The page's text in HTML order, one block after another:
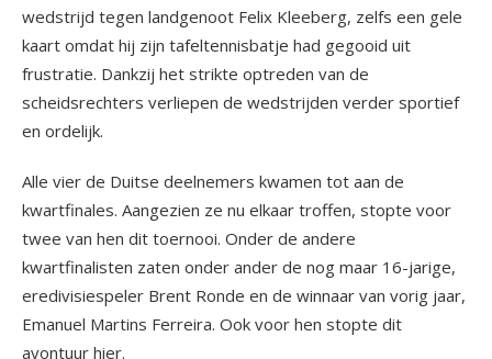
wedstrijd tegen landgenoot Felix Kleeberg, zelfs een gele
kaart omdat hij zijn tafeltennisbatje had gegooid uit
frustratie. Dankzij het strikte optreden van de
scheidsrechters verliepen de wedstrijden verder sportief
en ordelijk.
Alle vier de Duitse deelnemers kwamen tot aan de
kwartfinales. Aangezien ze nu elkaar troffen, stopte voor
twee van hen dit toernooi. Onder de andere
kwartfinalisten zaten onder ander de nog maar 16-jarige,
eredivisiespeler Brent Ronde en de winnaar van vorig jaar,
Emanuel Martins Ferreira. Ook voor hen stopte dit
avontuur hier.